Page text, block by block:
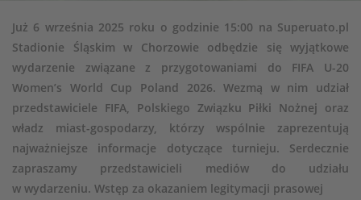
Już 6 września 2025 roku o godzinie 15:00 na Superuato.pl
Stadionie Śląskim w Chorzowie odbędzie się wyjątkowe
wydarzenie związane z przygotowaniami do FIFA U-20
Women’s World Cup Poland 2026. Wezmą w nim udział
przedstawiciele FIFA, Polskiego Związku Piłki Nożnej oraz
władz miast-gospodarzy, którzy wspólnie zaprezentują
najważniejsze informacje dotyczące turnieju. Serdecznie
zapraszamy przedstawicieli mediów do udziału
w wydarzeniu. Wstęp za okazaniem legitymacji prasowej